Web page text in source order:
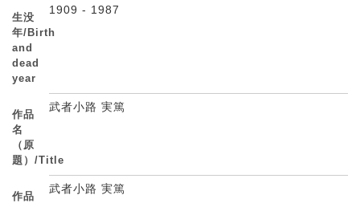
生没
年/Birth
and
dead
year
1909 - 1987
作品
名
（原
題）/Title
武者小路 実篤
作品
武者小路 実篤